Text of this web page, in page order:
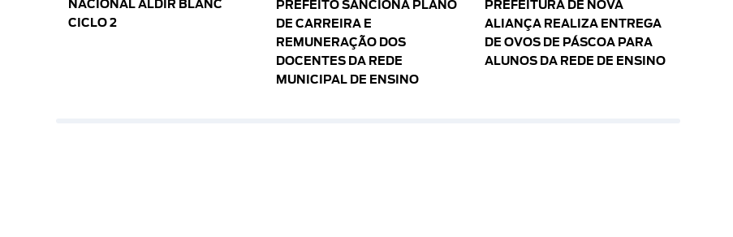
NACIONAL ALDIR BLANC
CICLO 2
PREFEITO SANCIONA PLANO
DE CARREIRA E
REMUNERAÇÃO DOS
DOCENTES DA REDE
MUNICIPAL DE ENSINO
PREFEITURA DE NOVA
ALIANÇA REALIZA ENTREGA
DE OVOS DE PÁSCOA PARA
ALUNOS DA REDE DE ENSINO